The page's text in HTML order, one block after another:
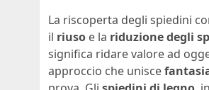
La riscoperta degli spiedini
il riuso e la riduzione degli
significa ridare valore ad
approccio che unisce